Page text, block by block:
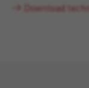
Download